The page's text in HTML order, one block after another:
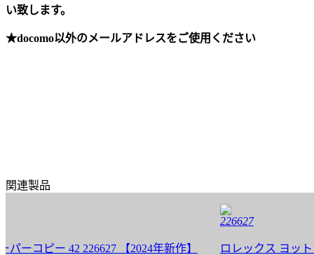
い致します。
★docomo以外のメールアドレスをご使用ください
関連製品
ピー 42 226627 【2024年新作】
226627
ロレックス ヨットマ